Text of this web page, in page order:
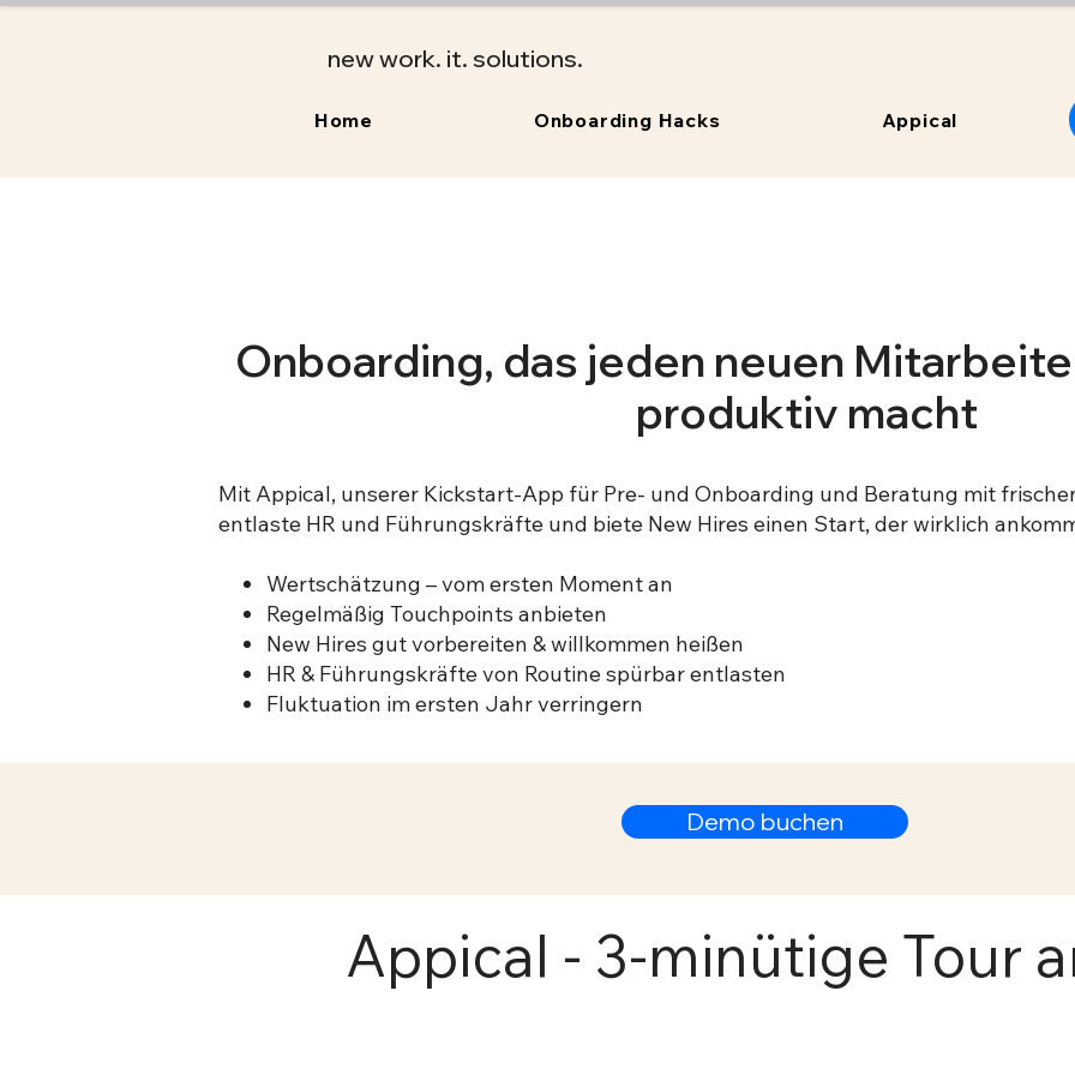
new work. it. solutions.
Home Onboarding Hacks Appical
Onboarding, das jeden neuen
produktiv macht
​​Mit Appical, unserer Kickstart-App für Pre- und Onboarding und Beratung mit
entlaste HR und Führungskräfte und biete New Hires einen Start, der wirklich
Wertschätzung – vom ersten Moment an
Regelmäßig Touchpoints anbieten
New Hires gut vorbereiten & willkommen heißen
HR & Führungskräfte von Routine spürbar entlasten
Fluktuation im ersten Jahr verringern
Demo buchen
Appical - 3-minütige Tour